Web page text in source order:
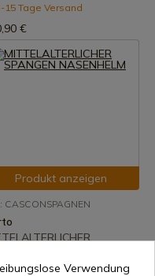
15 Tage Versand
€
Produkt anzeigen
CASCONSPAGNEN
Verwendung